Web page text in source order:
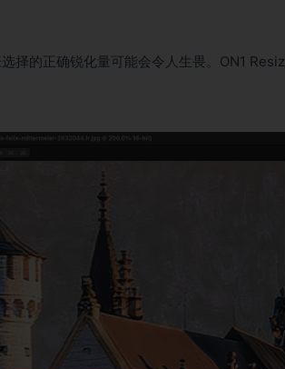
择的正确锐化量可能会令人生畏。ON1